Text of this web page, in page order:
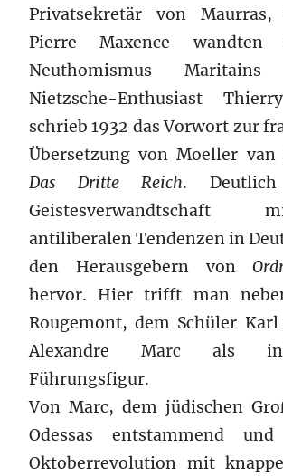
Privatsekretär von
Pierre Maxence
Neuthomismus
Nietzsche-Enthusiast
schrieb 1932 das Vorwort zur
Übersetzung von Moeller van
Das Dritte Reich.
antiliberalen Tendenzen in
den Herausgebern von
hervor. Hier trifft man
Rougemont, dem Schüler
Alexandre Marc als
Führungsfigur.
Von Marc, dem jüdischen
Odessas entstammend
Oktoberrevolution mit